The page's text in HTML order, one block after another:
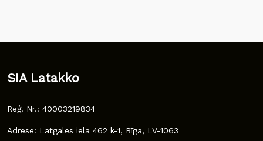
SIA Latakko
Reģ. Nr.: 40003219834
Adrese: Latgales iela 462 k-1, Rīga, LV-1063